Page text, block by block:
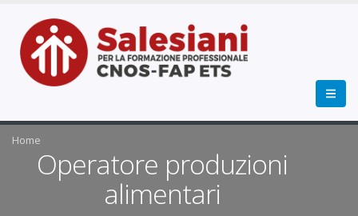
Home
Operatore produzioni
alimentari